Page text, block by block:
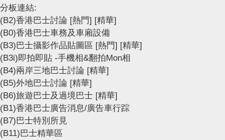
分板連結:
(B2)香港巴士討論 [熱門] [精華]
(B0)香港巴士車務及車廂設備
(B3)巴士攝影作品貼圖區 [熱門] [精華]
(B3i)即拍即貼 -手機相&翻拍Mon相
(B4)兩岸三地巴士討論 [精華]
(B5)外地巴士討論 [精華]
(B6)旅遊巴士及過境巴士 [精華]
(B1)香港巴士廣告消息/廣告車行踪
(B7)巴士特別所見
(B11)巴士精華區